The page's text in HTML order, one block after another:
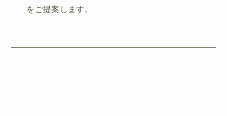
をご提案します。